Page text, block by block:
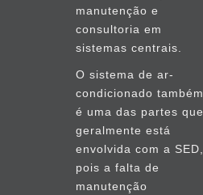
manutenção e
consultoria em
sistemas centrais.
O sistema de ar-
condicionado também
é uma das partes que
geralmente está
envolvida com a SED,
pois a falta de
manutenção